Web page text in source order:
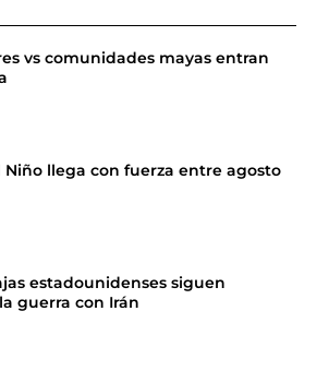
vs comunidades mayas entran
Niño llega con fuerza entre agosto
estadounidenses siguen
guerra con Irán